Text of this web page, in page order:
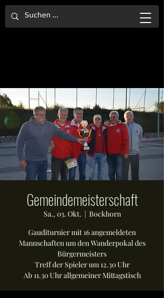
Gemeindemeisterschaft
Sa., 03. Okt.
  |
Bockhorn
Gauditurnier mit 16 angemeldeten
Mannschaften um den Wanderpokal des
Bürgermeisters
Treff der Spieler um 12.30 Uhr
Ab 11.30 Uhr allgemeiner Mittagstisch